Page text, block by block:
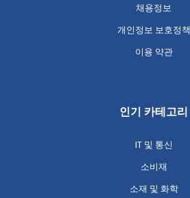
채용정보
개인정보 보호정책
이용 약관
인기 카테고리
IT 및 통신
소비재
소재 및 화학